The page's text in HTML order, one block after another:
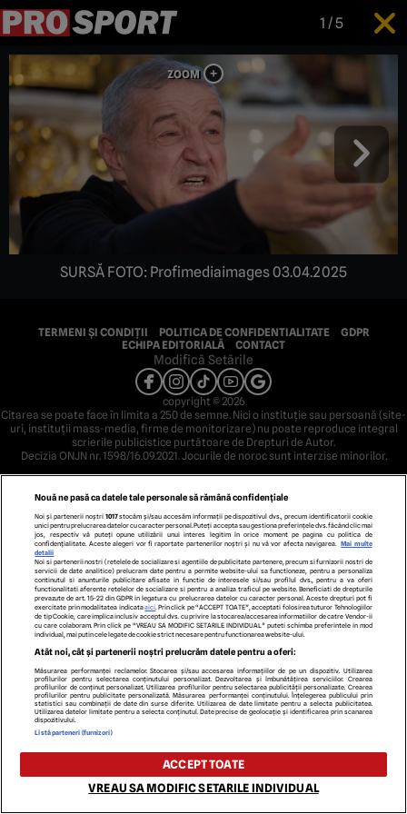
1 /5
SURSĂ FOTO: Profimediaimages 03.04.2025
TERMENI ȘI CONDIȚII POLITICA DE CONFIDENTIALITATE
GDPR
ECHIPA EDITORIALĂ
CONTACT
Modifică Setările
copyright © 2026
Citarea se poate face în limita a 250 de semne. Nici o instituţie sau persoană (site-
uri, instituţii mass-media, firme de monitorizare) nu poate reproduce integral
scrierile publicistice purtătoare de Drepturi de Autor.
Decizia ONJN nr. 1598/16.09.2021. Jocurile de noroc sunt interzise minorilor.
Nouă ne pasă ca datele tale personale să rămână confidențiale
Noi și partenerii noștri 1017stocăm și/sau accesăm informații pe dispozitivul dvs., precum identificatorii cookie
unici pentru prelucrarea datelor cu caracter personal. Puteți accepta sau gestiona preferințele dvs. făcând clic mai
jos, respectiv vă puteți opune utilizării unui interes legitim în orice moment pe pagina cu politica de
confidențialitate. Aceste alegeri vor fi raportate partenerilor noștri și nu vă vor afecta navigarea.
Mai multe
detalii
Noi si partenerii nostri (retelele de socializare si agentiile de publicitate partenere, precum si furnizorii nostri de
servicii de date analitice) prelucram date pentru a permite website-ului sa functioneze, pentru a personaliza
continutul si anunturile publicitare afisate in functie de interesele si/sau profilul dvs., pentru a va oferi
functionalitati aferente retelelor de socializare si pentru a analiza traficul pe website. Beneficiati de drepturile
prevazute de art. 15-22 din GDPR in legatura cu prelucrarea datelor cu caracter personal. Aceste drepturi pot fi
exercitate prin modalitatea indicataaici . Prin click pe “ACCEPT TOATE”, acceptati folosirea tuturor Tehnologiilor
de tip Cookie, care implica inclusiv acceptul dvs. cu privire la stocarea/accesarea informatiilor de catre Vendor-ii
cu care colaboram. Prin click pe “VREAU SA MODIFIC SETARILE INDIVIDUAL” puteti schimba preferintele in mod
individual, mai putin cele legate de cookie strict necesare pentru functionarea website-ului.
Atât noi, cât și partenerii noștri prelucrăm datele pentru a oferi:
Măsurarea performanței reclamelor. Stocarea și/sau accesarea informațiilor de pe un dispozitiv. Utilizarea
profilurilor pentru selectarea conținutului personalizat. Dezvoltarea și îmbunătățirea serviciilor. Crearea
profilurilor de conținut personalizat. Utilizarea profilurilor pentru selectarea publicității personalizate. Crearea
profilurilor pentru publicitate personalizată. Măsurarea performanței conținutului. Înțelegerea publicului prin
statistici sau combinații de date din surse diferite. Utilizarea de date limitate pentru a selecta publicitatea.
Utilizarea datelor limitate pentru a selecta conținutul. Date precise de geolocație și identificarea prin scanarea
dispozitivului.
Listă parteneri (furnizori)
ACCEPT TOATE
VREAU SA MODIFIC SETARILE INDIVIDUAL